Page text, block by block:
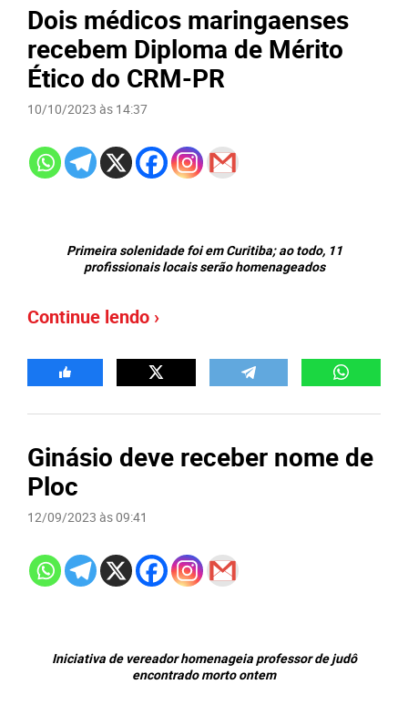
Dois médicos maringaenses
recebem Diploma de Mérito
Ético do CRM-PR
10/10/2023 às 14:37
Primeira solenidade foi em Curitiba; ao todo, 11
profissionais locais serão homenageados
Continue lendo ›
Ginásio deve receber nome de
Ploc
12/09/2023 às 09:41
Iniciativa de vereador homenageia professor de judô
encontrado morto ontem